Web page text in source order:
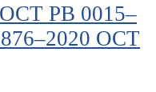
РВ 0015–
ОСТ